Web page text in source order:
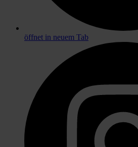
öffnet in neuem Tab